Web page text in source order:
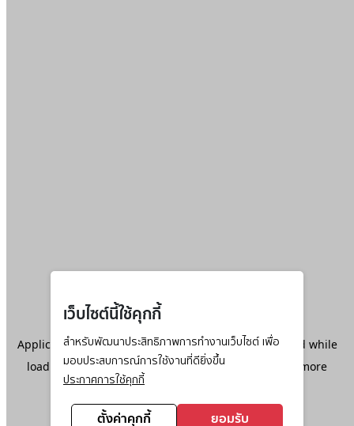
เว็บไซต์นี้ใช้คุกกี้
สำหรับพัฒนาประสิทธิภาพการทำงานเว็บไซต์ เพื่อ
มอบประสบการณ์การใช้งานที่ดียิ่งขึ้น
ประกาศการใช้คุกกี้
ตั้งค่าคุกกี้ ยอมรับ
Application error: aclient-side exception has occurred while
loadingwww.ktc.co.th(see the browser console
for more
information).